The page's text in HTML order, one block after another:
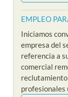
EMPLEO
Iniciamos
empresa del
referencia a
comercial
reclutamiento
profesionales